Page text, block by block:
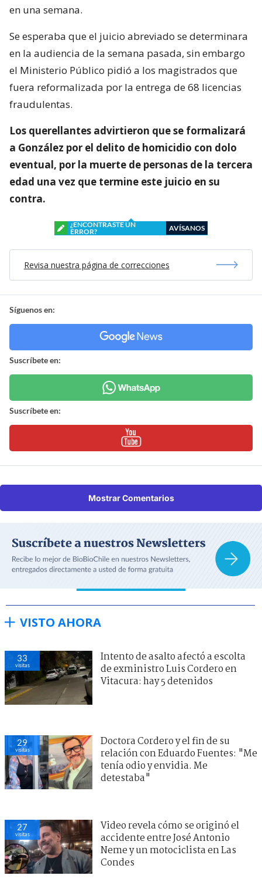
en una semana.
Se esperaba que el juicio abreviado se determinara
en la audiencia de la semana pasada, sin embargo
el Ministerio Público pidió a los magistrados que
fuera reformalizada por la entrega de 68 licencias
fraudulentas.
Los querellantes advirtieron que se formalizará
a González por el delito de homicidio con dolo
eventual, por la muerte de personas de la tercera
edad una vez que termine este juicio en su
contra.
¿ENCONTRASTE UN
ERROR?
AVÍSANOS
Revisa nuestra página de correcciones
Síguenos en:
Suscríbete en:
Suscríbete en:
Mostrar Comentarios
VISTO AHORA
33
visitas
Intento de asalto afectó a escolta
de exministro Luis Cordero en
Vitacura: hay 5 detenidos
29
visitas
Doctora Cordero y el fin de su
relación con Eduardo Fuentes: "Me
tenía odio y envidia. Me
detestaba"
27
visitas
Video revela cómo se originó el
accidente entre José Antonio
Neme y un motociclista en Las
Condes